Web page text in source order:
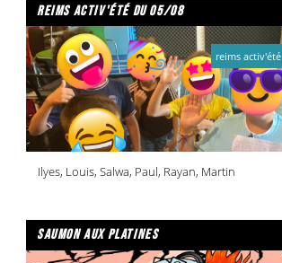
reims activ'été du 05/08
Ilyes, Louis, Salwa, Paul, Rayan, Martin
reims activ'été
saumon aux platines